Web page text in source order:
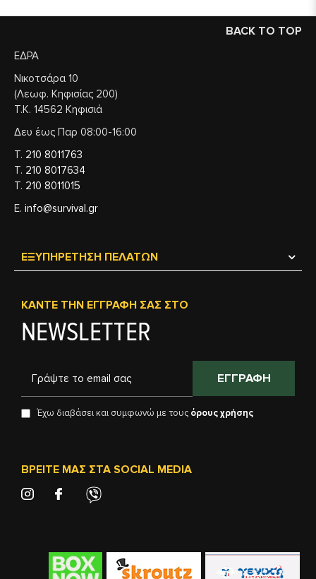
BACK TO TOP
ΕΔΡΑ
Νικοτσάρα 10
(Λεωφ. Κηφισίας 200)
Τ.Κ. 14562 Κηφισιά
Δευ έως Παρ 08:00-16:00
Τ. 210 8011763
Τ. 210 8017634
Τ. 210 8011015
Ε. info@survival.gr
ΕΞΥΠΗΡΈΤΗΣΗ ΠΕΛΑΤΏΝ
ΚΆΝΤΕ ΤΗΝ ΕΓΓΡΑΦΉ ΣΑΣ ΣΤΟ
NEWSLETTER
ΕΓΓΡΑΦΉ
Έχω διαβάσει και συμφωνώ με τους όρους χρήσης
ΒΡΕΊΤΕ ΜΑΣ ΣΤΑ SOCIAL MEDIA